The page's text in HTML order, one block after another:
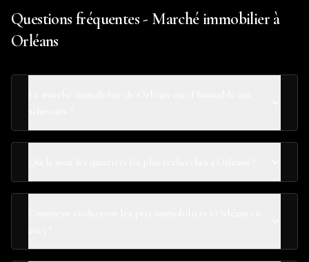
Questions fréquentes - Marché immobilier à
Orléans